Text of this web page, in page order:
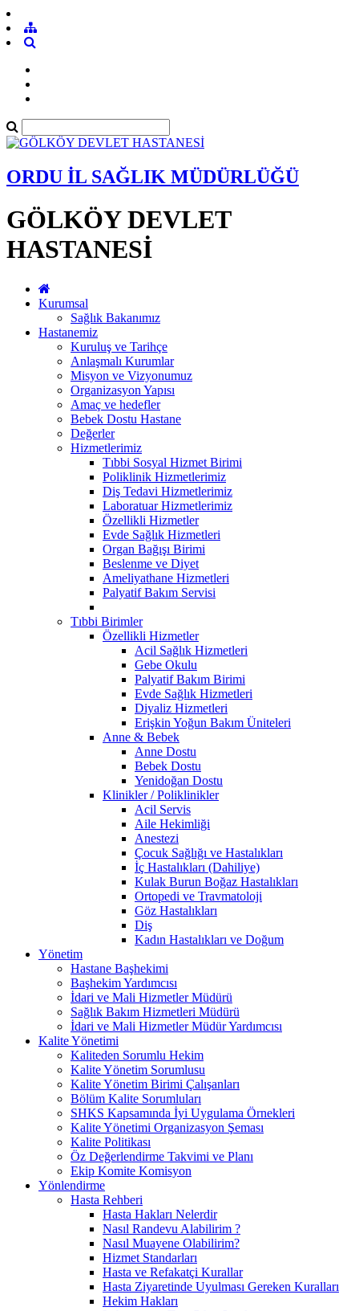
ORDU İL SAĞLIK MÜDÜRLÜĞÜ
GÖLKÖY DEVLET
HASTANESİ
Kurumsal
Sağlık Bakanımız
Hastanemiz
Kuruluş ve Tarihçe
Anlaşmalı Kurumlar
Misyon ve Vizyonumuz
Organizasyon Yapısı
Amaç ve hedefler
Bebek Dostu Hastane
Değerler
Hizmetlerimiz
Tıbbi Sosyal Hizmet Birimi
Poliklinik Hizmetlerimiz
Diş Tedavi Hizmetlerimiz
Laboratuar Hizmetlerimiz
Özellikli Hizmetler
Evde Sağlık Hizmetleri
Organ Bağışı Birimi
Beslenme ve Diyet
Ameliyathane Hizmetleri
Palyatif Bakım Servisi
Tıbbi Birimler
Özellikli Hizmetler
Acil Sağlık Hizmetleri
Gebe Okulu
Palyatif Bakım Birimi
Evde Sağlık Hizmetleri
Diyaliz Hizmetleri
Erişkin Yoğun Bakım Üniteleri
Anne & Bebek
Anne Dostu
Bebek Dostu
Yenidoğan Dostu
Klinikler / Poliklinikler
Acil Servis
Aile Hekimliği
Anestezi
Çocuk Sağlığı ve Hastalıkları
İç Hastalıkları (Dahiliye)
Kulak Burun Boğaz Hastalıkları
Ortopedi ve Travmatoloji
Göz Hastalıkları
Diş
Kadın Hastalıkları ve Doğum
Yönetim
Hastane Başhekimi
Başhekim Yardımcısı
İdari ve Mali Hizmetler Müdürü
Sağlık Bakım Hizmetleri Müdürü
İdari ve Mali Hizmetler Müdür Yardımcısı
Kalite Yönetimi
Kaliteden Sorumlu Hekim
Kalite Yönetim Sorumlusu
Kalite Yönetim Birimi Çalışanları
Bölüm Kalite Sorumluları
SHKS Kapsamında İyi Uygulama Örnekleri
Kalite Yönetimi Organizasyon Şeması
Kalite Politikası
Öz Değerlendirme Takvimi ve Planı
Ekip Komite Komisyon
Yönlendirme
Hasta Rehberi
Hasta Hakları Nelerdir
Nasıl Randevu Alabilirim ?
Nasıl Muayene Olabilirim?
Hizmet Standarları
Hasta ve Refakatçi Kurallar
Hasta Ziyaretinde Uyulması Gereken Kuralları
Hekim Hakları